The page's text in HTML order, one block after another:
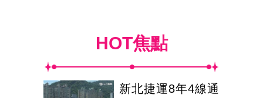
HOT焦點
新北捷運8年4線通